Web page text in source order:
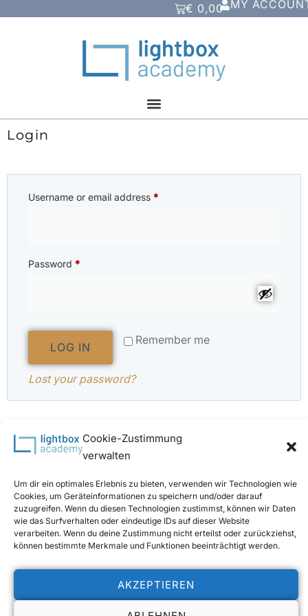
Cookie-Zustimmung
verwalten
Um dir ein optimales Erlebnis zu bieten, verwenden wir Technologien wie
Cookies, um Geräteinformationen zu speichern und/oder darauf
zuzugreifen. Wenn du diesen Technologien zustimmst, können wir Daten
wie das Surfverhalten oder eindeutige IDs auf dieser Website
verarbeiten. Wenn du deine Zustimmung nicht erteilst oder zurückziehst,
können bestimmte Merkmale und Funktionen beeinträchtigt werden.
AKZEPTIEREN
MY
€ 0,00
Login
Username or email address *
Password *
Remember me
LOG IN
Lost your password?
KURSE:
© 2024 Lightbox Academy | All Rights Reserved
Datenschutz Impressum Cookie-Richtlinie (EU)